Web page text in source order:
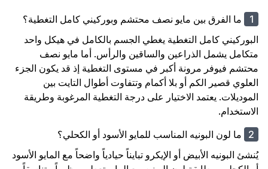
ما الفرق بين مايو نصف محتشم وبوركيني كامل التغطية؟
البوركيني كامل التغطية يغطي الجسم بالكامل في هيكل واحد
متكامل يشمل الذراعين والساقين والرأس. أما مايو نصف
محتشم فيوفر مرونة أكبر في مستوى التغطية إذ قد يكون الجزء
العلوي قصير الكم أو بلا أكمام وتتفاوت أطوال التايت بين
الموديلات. يعتمد الاختيار على درجة التغطية المرغوبة وطريقة
الاستخدام.
ما لون البونيه المناسب للمايو الأسود أو الكحلي؟
يُنشئ البونيه الأبيض أو الإيكرو تبايناً حيادياً واضحاً مع المايو الأسود